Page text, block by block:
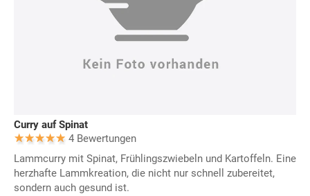
Curry auf Spinat
4 Bewertungen
Lammcurry mit Spinat, Frühlingszwiebeln und Kartoffeln. Eine
herzhafte Lammkreation, die nicht nur schnell zubereitet,
sondern auch gesund ist.